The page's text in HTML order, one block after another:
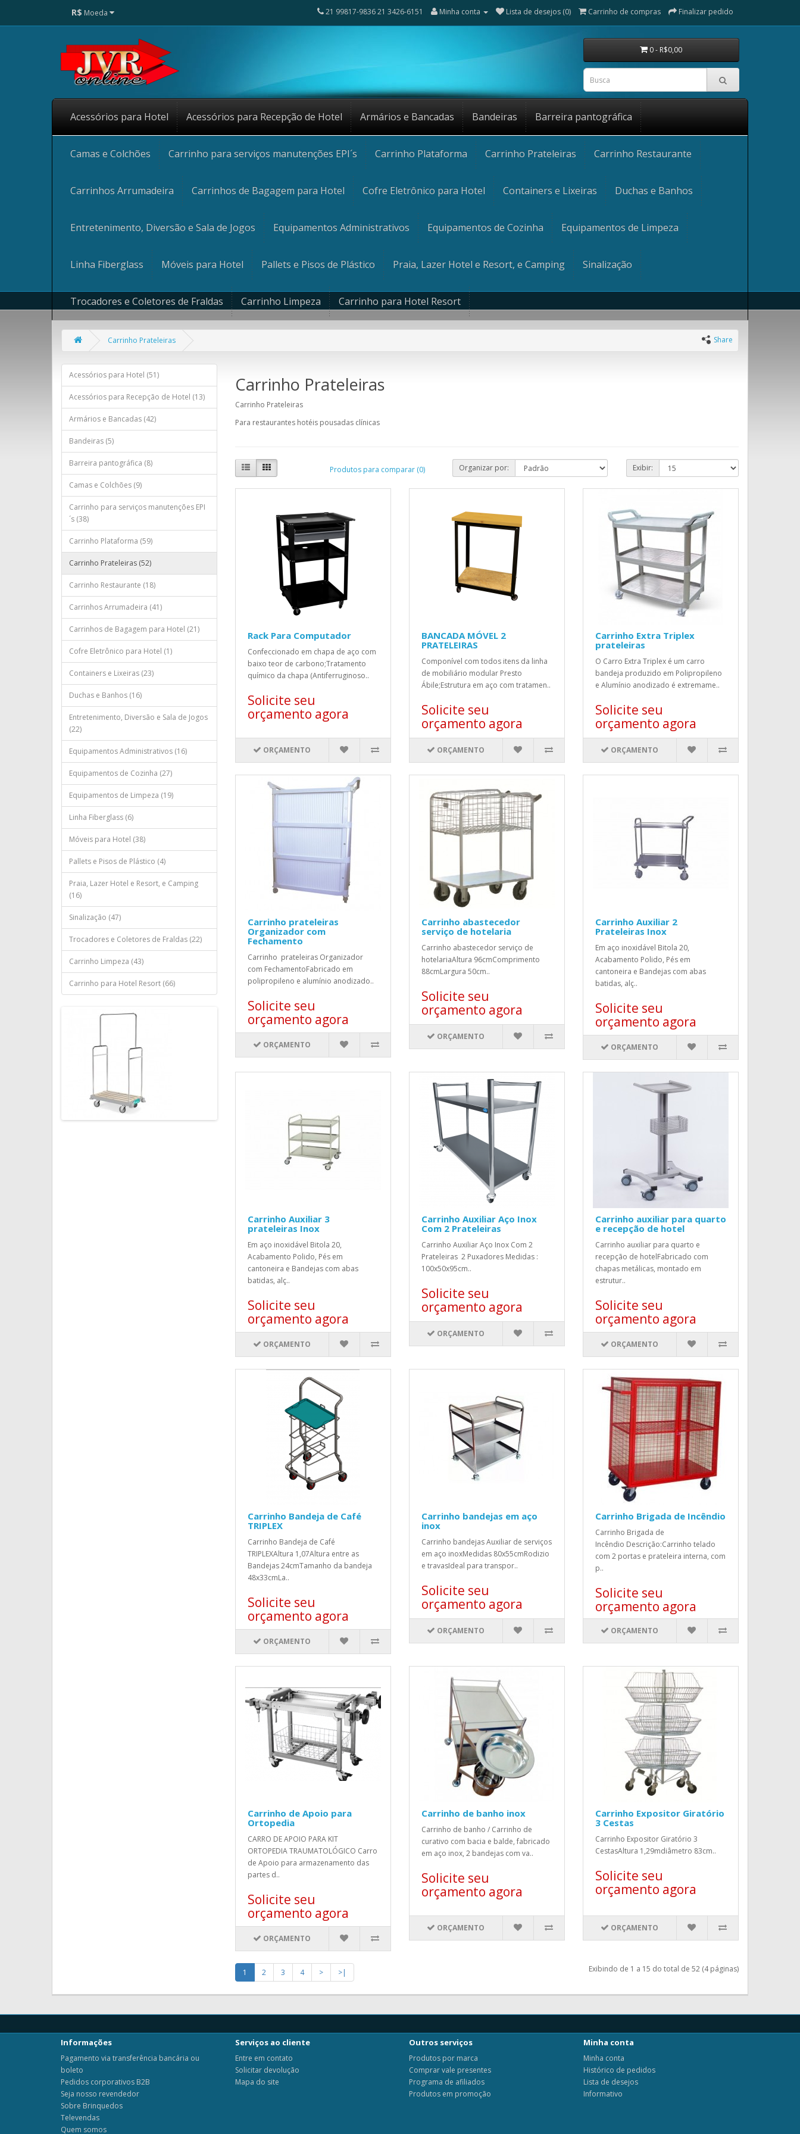
R$ Moeda 21 99817-9836 21 3426-6151 Minha conta Lista de desejos (0) Carrinho de compras Finalizar pedido
0 - R$0,00
Acessórios para Hotel Acessórios para Recepção de Hotel Armários e Bancadas Bandeiras Barreira pantográfica
Camas e Colchões Carrinho para serviços manutenções EPI´s Carrinho Plataforma Carrinho Prateleiras Carrinho Restaurante
Carrinhos Arrumadeira Carrinhos de Bagagem para Hotel Cofre Eletrônico para Hotel Containers e Lixeiras Duchas e Banhos
Entretenimento, Diversão e Sala de Jogos Equipamentos Administrativos Equipamentos de Cozinha Equipamentos de Limpeza
Linha Fiberglass Móveis para Hotel Pallets e Pisos de Plástico Praia, Lazer Hotel e Resort, e Camping Sinalização
Trocadores e Coletores de Fraldas Carrinho Limpeza Carrinho para Hotel Resort
Share
Carrinho Prateleiras
Acessórios para Hotel (51)
Acessórios para Recepção de Hotel (13)
Armários e Bancadas (42)
Bandeiras (5)
Barreira pantográfica (8)
Camas e Colchões (9)
Carrinho para serviços manutenções EPI
´s (38)
Carrinho Plataforma (59)
Carrinho Prateleiras (52)
Carrinho Restaurante (18)
Carrinhos Arrumadeira (41)
Carrinhos de Bagagem para Hotel (21)
Cofre Eletrônico para Hotel (1)
Containers e Lixeiras (23)
Duchas e Banhos (16)
Entretenimento, Diversão e Sala de Jogos
(22)
Equipamentos Administrativos (16)
Equipamentos de Cozinha (27)
Equipamentos de Limpeza (19)
Linha Fiberglass (6)
Móveis para Hotel (38)
Pallets e Pisos de Plástico (4)
Praia, Lazer Hotel e Resort, e Camping
(16)
Sinalização (47)
Trocadores e Coletores de Fraldas (22)
Carrinho Limpeza (43)
Carrinho para Hotel Resort (66)
Carrinho Prateleiras
Carrinho Prateleiras
Para restaurantes hotéis pousadas clínicas
Produtos para comparar (0) Organizar por: Exibir:
Rack Para Computador
Confeccionado em chapa de aço com
baixo teor de carbono;Tratamento
químico da chapa (Antiferruginoso..
Solicite seu
orçamento agora
ORÇAMENTO
BANCADA MÓVEL 2
PRATELEIRAS
Componível com todos itens da linha
de mobiliário modular Presto
Ábile;Estrutura em aço com tratamen..
Solicite seu
orçamento agora
ORÇAMENTO
Carrinho Extra Triplex
prateleiras
O Carro Extra Triplex é um carro
bandeja produzido em Polipropileno
e Alumínio anodizado é extremame..
Solicite seu
orçamento agora
ORÇAMENTO
Carrinho prateleiras
Organizador com
Fechamento
Carrinho prateleiras Organizador
com FechamentoFabricado em
polipropileno e alumínio anodizado..
Solicite seu
orçamento agora
ORÇAMENTO
Carrinho abastecedor
serviço de hotelaria
Carrinho abastecedor serviço de
hotelariaAltura 96cmComprimento
88cmLargura 50cm..
Solicite seu
orçamento agora
ORÇAMENTO
Carrinho Auxiliar 2
Prateleiras Inox
Em aço inoxidável Bitola 20,
Acabamento Polido, Pés em
cantoneira e Bandejas com abas
batidas, alç..
Solicite seu
orçamento agora
ORÇAMENTO
Carrinho Auxiliar 3
prateleiras Inox
Em aço inoxidável Bitola 20,
Acabamento Polido, Pés em
cantoneira e Bandejas com abas
batidas, alç..
Solicite seu
orçamento agora
ORÇAMENTO
Carrinho Auxiliar Aço Inox
Com 2 Prateleiras
Carrinho Auxiliar Aço Inox Com 2
Prateleiras 2 Puxadores Medidas :
100x50x95cm..
Solicite seu
orçamento agora
ORÇAMENTO
Carrinho auxiliar para quarto
e recepção de hotel
Carrinho auxiliar para quarto e
recepção de hotelFabricado com
chapas metálicas, montado em
estrutur..
Solicite seu
orçamento agora
ORÇAMENTO
Carrinho Bandeja de Café
TRIPLEX
Carrinho Bandeja de Café
TRIPLEXAltura 1,07Altura entre as
Bandejas 24cmTamanho da bandeja
48x33cmLa..
Solicite seu
orçamento agora
ORÇAMENTO
Carrinho bandejas em aço
inox
Carrinho bandejas Auxiliar de serviços
em aço inoxMedidas 80x55cmRodizio
e travasIdeal para transpor..
Solicite seu
orçamento agora
ORÇAMENTO
Carrinho Brigada de Incêndio
Carrinho Brigada de
Incêndio Descrição:Carrinho telado
com 2 portas e prateleira interna, com
p..
Solicite seu
orçamento agora
ORÇAMENTO
Carrinho de Apoio para
Ortopedia
CARRO DE APOIO PARA KIT
ORTOPEDIA TRAUMATOLÓGICO Carro
de Apoio para armazenamento das
partes d..
Solicite seu
orçamento agora
ORÇAMENTO
Carrinho de banho inox
Carrinho de banho / Carrinho de
curativo com bacia e balde, fabricado
em aço inox, 2 bandejas com va..
Solicite seu
orçamento agora
ORÇAMENTO
Carrinho Expositor Giratório
3 Cestas
Carrinho Expositor Giratório 3
CestasAltura 1,29mdiâmetro 83cm..
Solicite seu
orçamento agora
ORÇAMENTO
1 2 3 4 > >| Exibindo de 1 a 15 do total de 52 (4 páginas)
Informações
Pagamento via transferência bancária ou
boleto
Pedidos corporativos B2B
Seja nosso revendedor
Sobre Brinquedos
Televendas
Quem somos
Serviços ao cliente
Entre em contato
Solicitar devolução
Mapa do site
Outros serviços
Produtos por marca
Comprar vale presentes
Programa de afiliados
Produtos em promoção
Minha conta
Minha conta
Histórico de pedidos
Lista de desejos
Informativo